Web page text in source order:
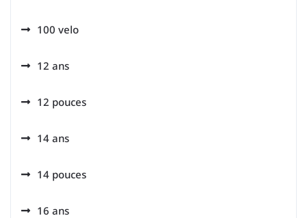
100 velo
12 ans
12 pouces
14 ans
14 pouces
16 ans